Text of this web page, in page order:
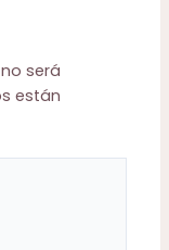
será
están